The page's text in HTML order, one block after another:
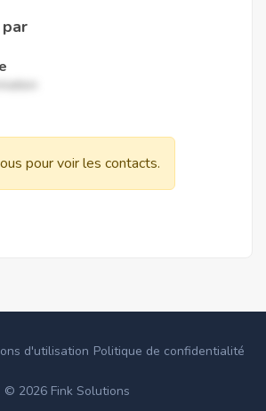
pour voir les contacts.
d'utilisation Politique de confidentialité
© 2026 Fink Solutions